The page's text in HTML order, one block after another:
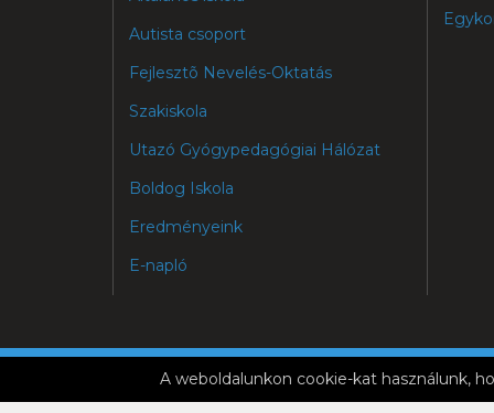
A weboldalunkon cookie-kat használunk,
Autista csoport
Fejlesztõ Nevelés-Oktatás
Szakiskola
Utazó Gyógypedagógiai Hálózat
Boldog Iskola
Eredményeink
E-napló